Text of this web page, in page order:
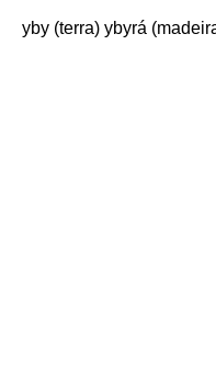
yby (terra) ybyrá